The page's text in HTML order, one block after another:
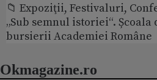
📁 Expoziţii, Festivaluri,
„Sub semnul istoriei“. Școala
bursierii Academiei Române
Okmagazine.ro